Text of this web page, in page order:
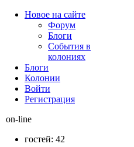
Новое на сайте
Форум
Блоги
События в
колониях
Блоги
Колонии
Войти
Peгиcтpaция
on-line
гостей: 42